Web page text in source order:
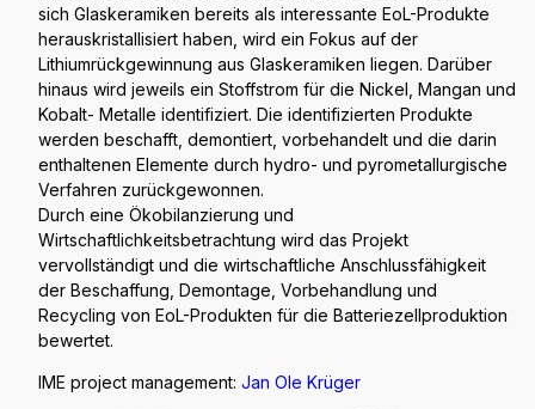
sich Glaskeramiken bereits als interessante EoL-Produkte
herauskristallisiert haben, wird ein Fokus auf der
Lithiumrückgewinnung aus Glaskeramiken liegen. Darüber
hinaus wird jeweils ein Stoffstrom für die Nickel, Mangan und
Kobalt- Metalle identifiziert. Die identifizierten Produkte
werden beschafft, demontiert, vorbehandelt und die darin
enthaltenen Elemente durch hydro- und pyrometallurgische
Verfahren zurückgewonnen.
Durch eine Ökobilanzierung und
Wirtschaftlichkeitsbetrachtung wird das Projekt
vervollständigt und die wirtschaftliche Anschlussfähigkeit
der Beschaffung, Demontage, Vorbehandlung und
Recycling von EoL-Produkten für die Batteriezellproduktion
bewertet.
IME project management: Jan Ole Krüger